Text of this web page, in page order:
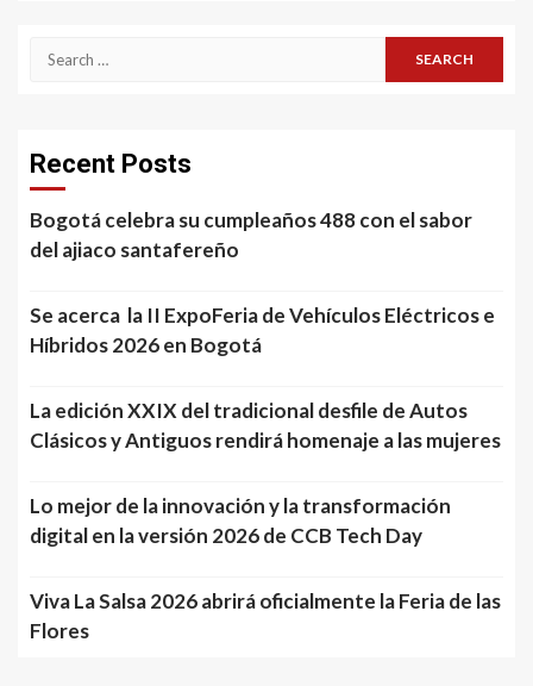
Search
Recent Posts
Bogotá celebra su cumpleaños 488 con el sabor
del ajiaco santafereño
Se acerca la II ExpoFeria de Vehículos Eléctricos e
Híbridos 2026 en Bogotá
La edición XXIX del tradicional desfile de Autos
Clásicos y Antiguos rendirá homenaje a las mujeres
Lo mejor de la innovación y la transformación
digital en la versión 2026 de CCB Tech Day
Viva La Salsa 2026 abrirá oficialmente la Feria de las
Flores